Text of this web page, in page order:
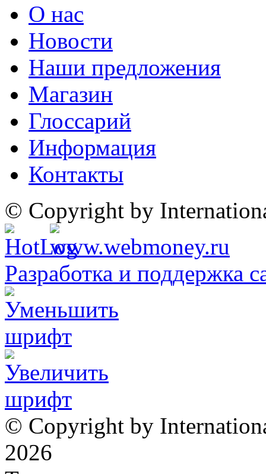
О нас
Новости
Наши предложения
Магазин
Глоссарий
Информация
Контакты
© Copyright by
Разработка и поддержка
© Copyright by
2026